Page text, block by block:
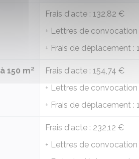
Frais d'acte : 132,82 €
+ Lettres de convocation
+ Frais de déplacement :
150 m² Frais d'acte : 154,74 €
+ Lettres de convocation
+ Frais de déplacement :
Frais d'acte : 232,12 €
+ Lettres de convocation